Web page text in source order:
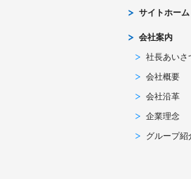
サイトホーム
会社案内
社長あいさ
会社概要
会社沿革
企業理念
グループ紹